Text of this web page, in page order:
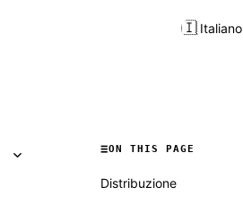
🇮🇹Italiano
ON THIS PAGE
Distribuzione